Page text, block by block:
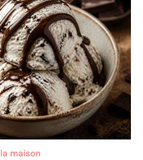
maison